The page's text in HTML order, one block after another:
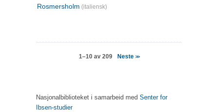
Rosmersholm (italiensk)
1–10 av 209 Neste >>
Nasjonalbiblioteket i samarbeid med Senter for
Ibsen-studier